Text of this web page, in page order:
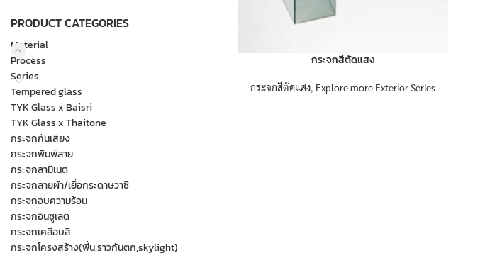
PRODUCT CATEGORIES
Material
Process
Series
Tempered glass
TYK Glass x Baisri
TYK Glass x Thaitone
กระจกกันเสียง
กระจกพิมพ์ลาย
กระจกลามิเนต
กระจกลายผ้า/เยื่อกระดาษวาชิ
กระจกอบความร้อน
กระจกอินซูเลต
กระจกเคลือบสี
กระจกโครงสร้าง(พื้น,ราวกันตก,skylight)
กระจกสีตัดแสง
กระจกสีตัดแสง, Explore more Exterior Series